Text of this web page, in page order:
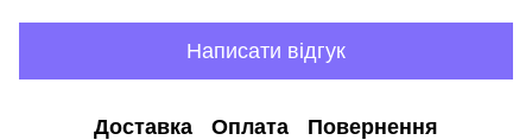
Написати відгук
Доставка Оплата Повернення